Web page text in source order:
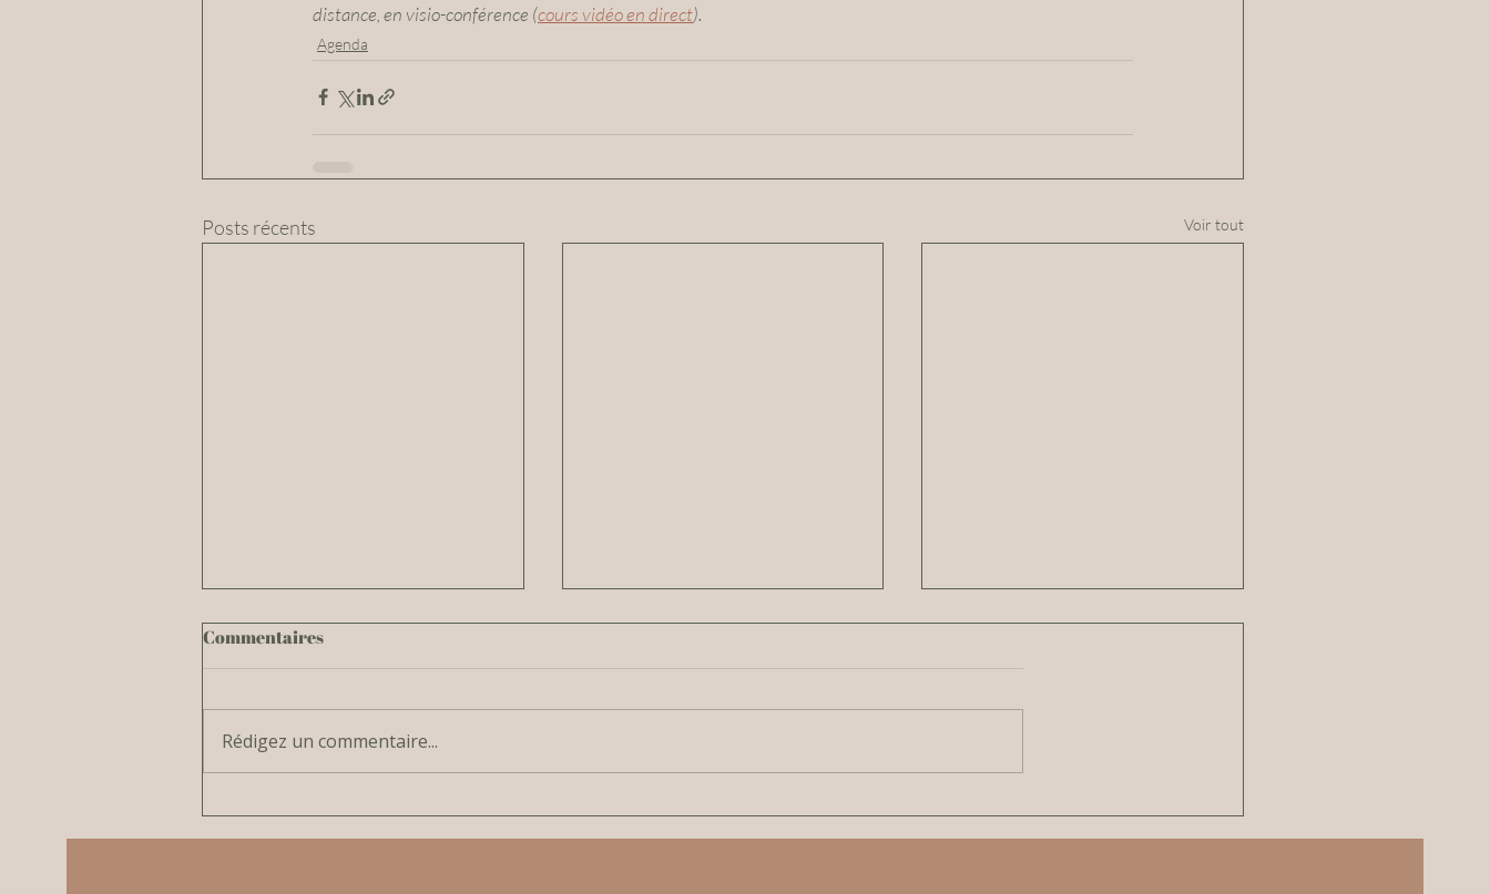
distance, en visio-conférence (cours vidéo en direct).
Agenda
Posts récents Voir tout
Verneuil-sur-Vienne
de yoga à Limoges
libre avec Pauline | Hatha
Commentaires
Rédigez un commentaire...